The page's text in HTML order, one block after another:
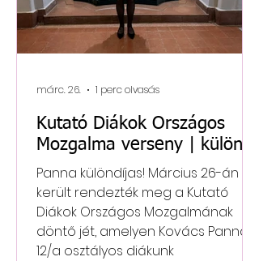
Kutató Diákok Országos
Mozgalma verseny | különdíj
Panna különdíjas! Március 26-án
került rendezték meg a Kutató
Diákok Országos Mozgalmának
döntő jét, amelyen Kovács Panna
12/a osztályos diákunk
márc. 26. 1 perc olvasás